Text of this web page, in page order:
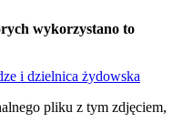
wykorzystano to
i dzielnica żydowska
pliku z tym zdjęciem,